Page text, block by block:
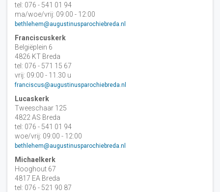
tel: 076 - 541 01 94
ma/woe/vrij: 09:00 - 12:00
bethlehem@augustinusparochiebreda.nl
Franciscuskerk
Belgiëplein 6
4826 KT Breda
tel: 076 - 571 15 67
vrij: 09:00 - 11.30 u
franciscus@augustinusparochiebreda.nl
Lucaskerk
Tweeschaar 125
4822 AS Breda
tel: 076 - 541 01 94
woe/vrij: 09:00 - 12:00
bethlehem@augustinusparochiebreda.nl
Michaelkerk
Hooghout 67
4817 EA Breda
tel: 076 - 521 90 87